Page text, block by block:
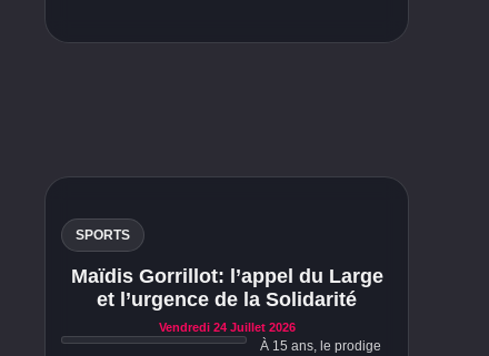
SPORTS
Maïdis Gorrillot: l’appel du Large
et l’urgence de la Solidarité
Vendredi 24 Juillet 2026
À 15 ans, le prodige